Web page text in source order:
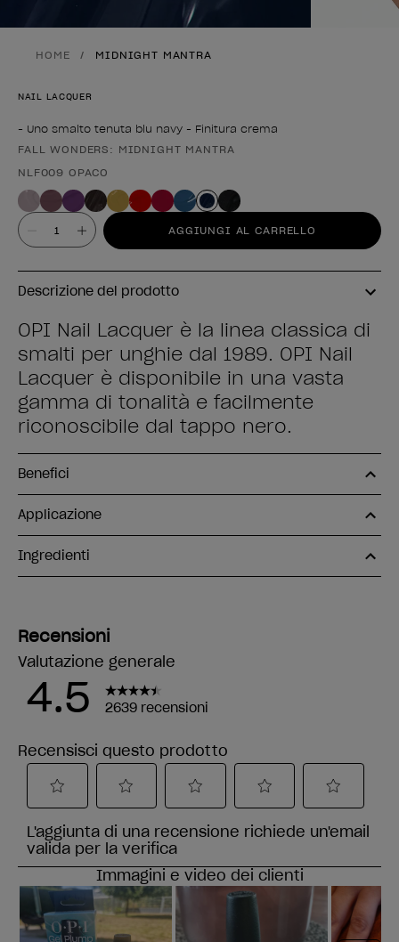
HOME MIDNIGHT MANTRA
NAIL LACQUER
- Uno smalto tenuta blu navy - Finitura crema
Forma del prodotto
FALL WONDERS: MIDNIGHT MANTRA
NLF009 OPACO
Valore AGGIUNGI AL CARRELLO
Descrizione del prodotto
OPI Nail Lacquer è la linea classica di
smalti per unghie dal 1989. OPI Nail
Lacquer è disponibile in una vasta
gamma di tonalità e facilmente
riconoscibile dal tappo nero.
Benefici
Applicazione
Ingredienti